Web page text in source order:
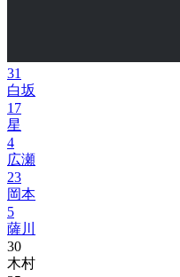
31
白坂
17
星
4
広瀬
23
岡本
5
薩川
30
木村